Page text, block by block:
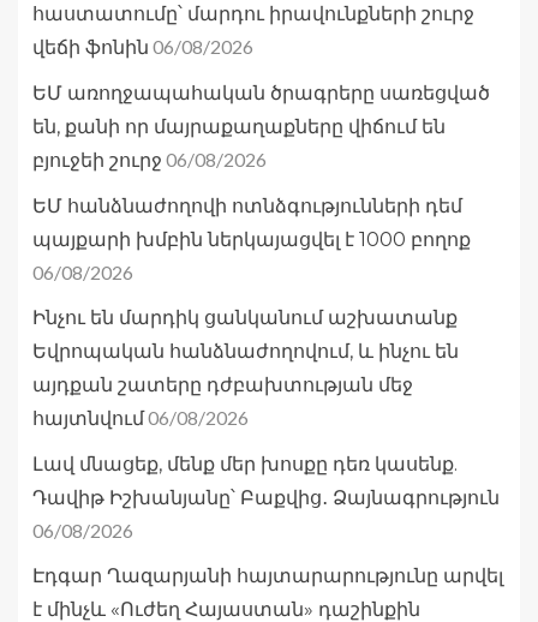
հաստատումը՝ մարդու իրավունքների շուրջ
վեճի ֆոնին 06/08/2026
ԵՄ առողջապահական ծրագրերը սառեցված
են, քանի որ մայրաքաղաքները վիճում են
բյուջեի շուրջ 06/08/2026
ԵՄ հանձնաժողովի ոտնձգությունների դեմ
պայքարի խմբին ներկայացվել է 1000 բողոք
06/08/2026
Ինչու են մարդիկ ցանկանում աշխատանք
Եվրոպական հանձնաժողովում, և ինչու են
այդքան շատերը դժբախտության մեջ
հայտնվում06/08/2026
Լավ մնացեք, մենք մեր խոսքը դեռ կասենք.
Դավիթ Իշխանյանը՝ Բաքվից․ Ձայնագրություն
06/08/2026
Էդգար Ղազարյանի հայտարարությունը արվել
է մինչև «Ուժեղ Հայաստան» դաշինքին